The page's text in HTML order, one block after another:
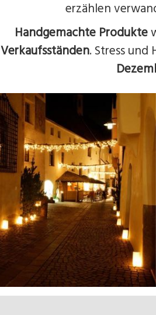
erzählen
Handgemachte Produkte
Verkaufsständen. Stress und